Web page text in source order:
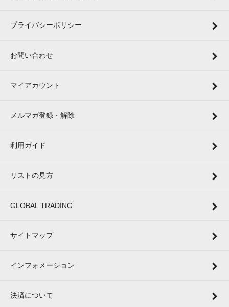
プライバシーポリシー
お問い合わせ
マイアカウント
メルマガ登録・解除
利用ガイド
リストの見方
GLOBAL TRADING
サイトマップ
インフォメーション
決済について